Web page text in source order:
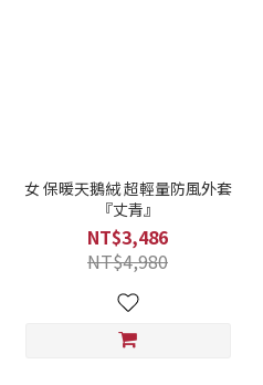
女 保暖天鵝絨 超輕量防風外套
『丈青』
NT$3,486
NT$4,980